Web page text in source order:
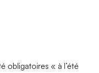
obligatoires « à l’été